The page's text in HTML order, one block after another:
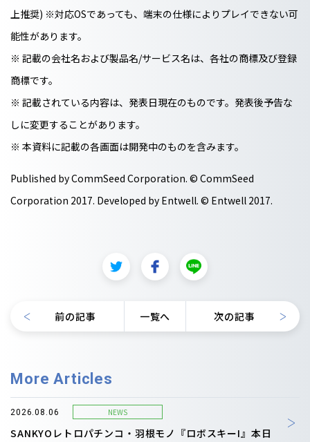
上推奨) ※対応OSであっても、端末の仕様によりプレイできない可
能性があります。
※ 記載の会社名および製品名/サービス名は、各社の商標及び登録
商標です。
※ 記載されている内容は、発表日現在のものです。発表後予告な
しに変更することがあります。
※ 本資料に記載の各画面は開発中のものを含みます。
Published by CommSeed Corporation. © CommSeed
Corporation 2017. Developed by Entwell. © Entwell 2017.
前の記事 一覧へ 次の記事
More Articles
2026.08.06 NEWS
SANKYOレトロパチンコ・羽根モノ『ロボスキーI』本日